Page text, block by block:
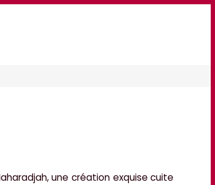
, une création exquise cuite